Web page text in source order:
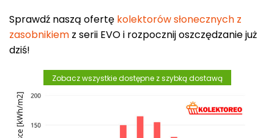
Sprawdź naszą ofertę kolektorów słonecznych z
zasobnikiem z serii EVO i rozpocznij oszczędzanie już
dziś!
Zobacz wszystkie dostępne z szybką dostawą